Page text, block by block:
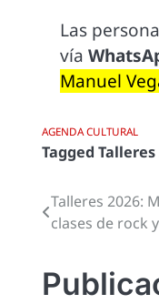
Las
vía
Manuel
AGENDA CULTURAL
TaggedTalleres
entradas
Talleres 2026:
clases de rock